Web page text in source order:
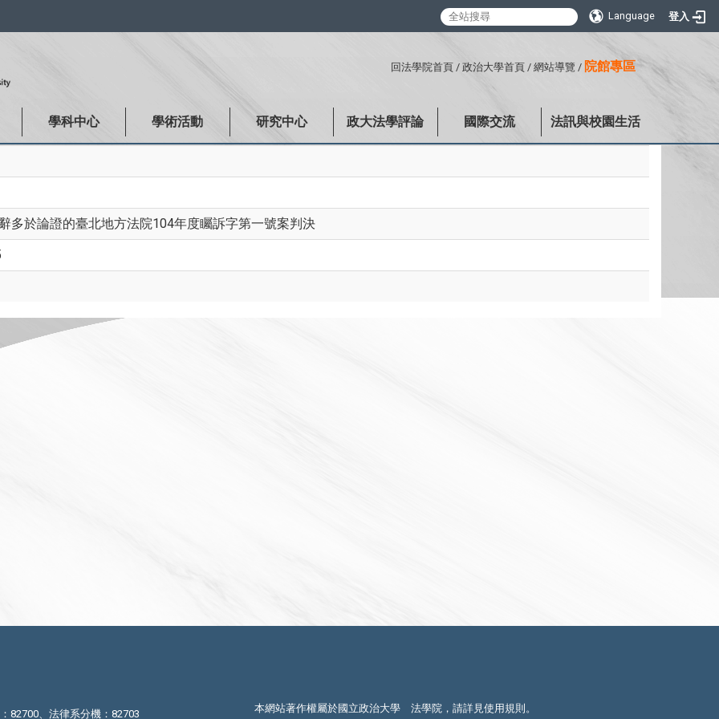
Language 登入
回法學院首頁 / 政治大學首頁 / 網站導覽 / 院館專區
學科中心 學術活動 研究中心 政大法學評論 國際交流 法訊與校園生活
多於論證的臺北地方法院104年度矚訴字第一號案判決
82700、法律系分機：82703 本網站著作權屬於國立政治大學 法學院，請詳見使用規則 。